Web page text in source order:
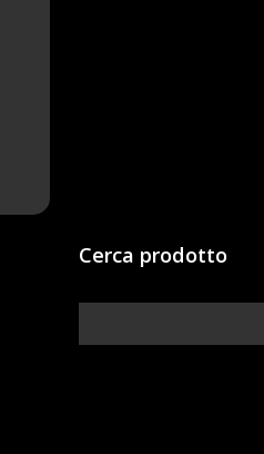
Cerca prodotto